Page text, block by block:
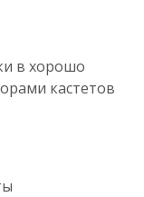
в хорошо
кастетов